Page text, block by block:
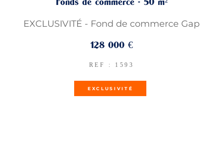
Fonds de commerce - 50 m²
EXCLUSIVITÉ - Fond de commerce Gap
128 000 €
REF : 1593
EXCLUSIVITÉ